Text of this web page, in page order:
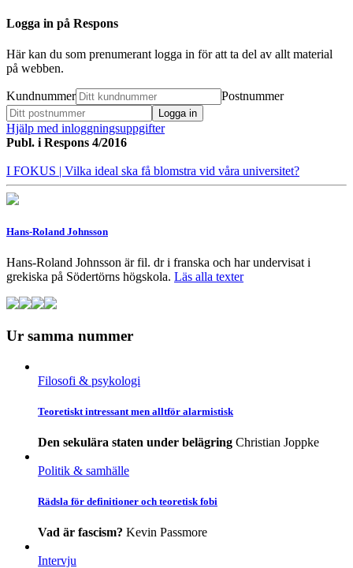
Logga in på Respons
Här kan du som prenumerant logga in för att ta del av allt material
på webben.
Kundnummer Postnummer
Hjälp med inloggningsuppgifter
Publ. i Respons 4/2016
I FOKUS | Vilka ideal ska få blomstra vid våra universitet?
Hans-Roland Johnsson
Hans-Roland Johnsson är fil. dr i franska och har undervisat i
grekiska på Södertörns högskola. Läs alla texter
Ur samma nummer
Filosofi & psykologi
Teoretiskt intressant men alltför alarmistisk
Den sekulära staten under belägring Christian Joppke
Politik & samhälle
Rädsla för definitioner och teoretisk fobi
Vad är fascism? Kevin Passmore
Intervju